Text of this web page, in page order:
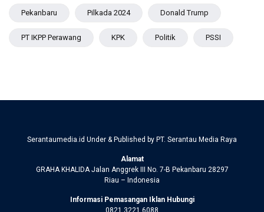
Pekanbaru Pilkada 2024 Donald Trump
PT IKPP Perawang KPK Politik PSSI
Serantaumedia.id Under & Published by PT. Serantau Media Raya
Alamat
GRAHA KHALIDA Jalan Anggrek III No. 7-B Pekanbaru 28297
Riau – Indonesia
Informasi Pemasangan Iklan Hubungi
0821 3221 6088